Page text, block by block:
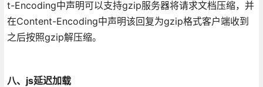
t-Encoding中声明可以支持gzip服务器将请求文档压缩，并
在Content-Encoding中声明该回复为gzip格式客户端收到
之后按照gzip解压缩。
八、js延迟加载